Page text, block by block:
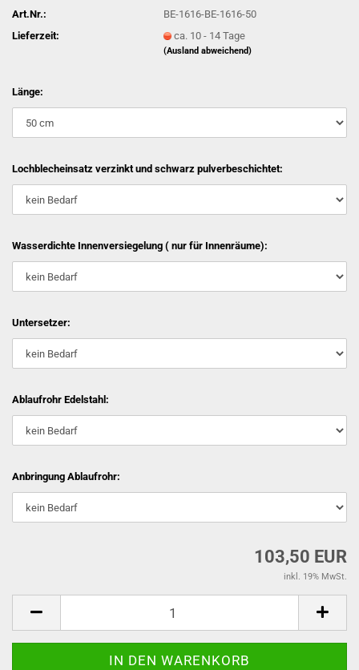
Art.Nr.:
BE-1616-BE-1616-50
Lieferzeit:
ca. 10 - 14 Tage
(Ausland abweichend)
Länge:
Lochblecheinsatz verzinkt und schwarz pulverbeschichtet:
Wasserdichte Innenversiegelung ( nur für Innenräume):
Untersetzer:
Ablaufrohr Edelstahl:
Anbringung Ablaufrohr:
103,50 EUR
inkl. 19% MwSt.